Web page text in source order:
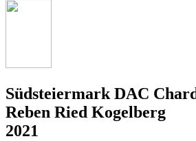
Südsteiermark DAC
Reben Ried Kogelberg
2021